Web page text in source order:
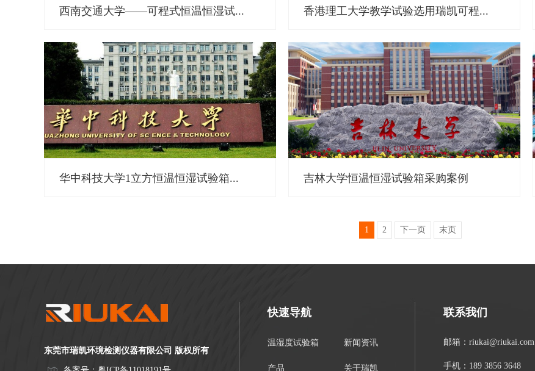
西南交通大学——可程式恒温恒湿试... 香港理工大学教学试验选用瑞凯可程...
华中科技大学1立方恒温恒湿试验箱... 吉林大学恒温恒湿试验箱采购案例
1 2 下一页 末页
东莞市瑞凯环境检测仪器有限公司 版权所有
快速导航
温湿度试验箱 新闻资讯
产品 关于瑞凯
联系我们
邮箱：riukai@riukai.com
手机：189 3856 3648